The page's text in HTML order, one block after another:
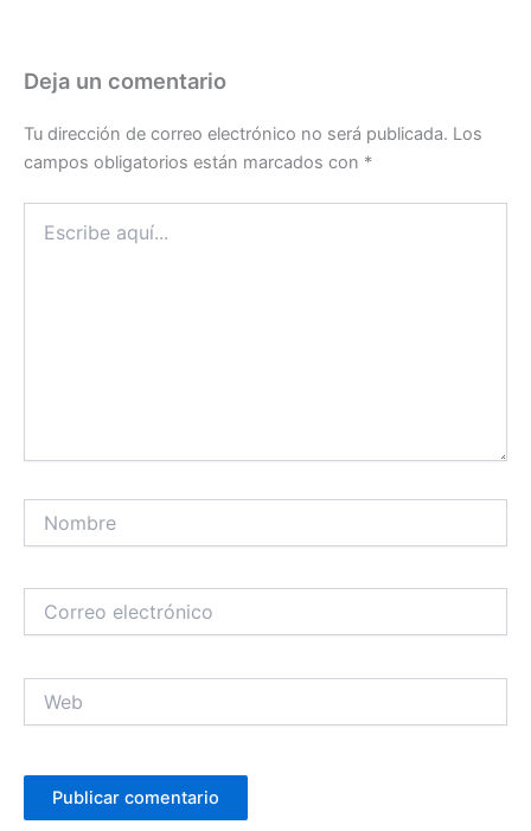
Deja un comentario
Tu dirección de correo electrónico no será publicada. Los
campos obligatorios están marcados con *
aquí...
electrónico